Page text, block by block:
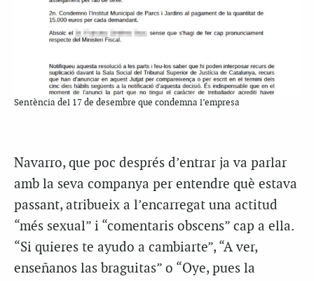
Sentència del 17 de desembre que condemna l’empresa
Navarro, que poc després d’entrar ja va parlar
amb la seva companya per entendre què estava
passant, atribueix a l’encarregat una actitud
“més sexual” i “comentaris obscens” cap a ella.
“Si quieres te ayudo a cambiarte”, “A ver,
enseñanos las braguitas” o “Oye, pues la